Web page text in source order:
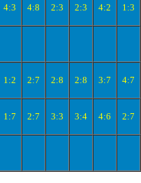
4:3 4:8 2:3 2:3 4:2 1:3
1:2 2:7 2:8 2:8 3:7 4:7
1:7 2:7 3:3 3:4 4:6 2:7